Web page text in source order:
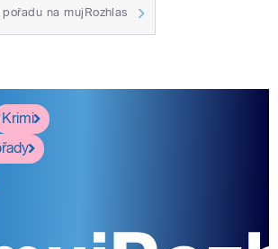
na mujRozhlas
Krimi